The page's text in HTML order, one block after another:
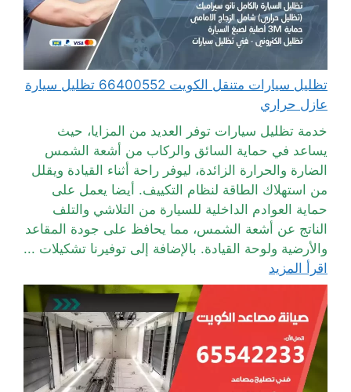
تظليل سيارات متنقل الكويت 66400552 تظليل سيارة
عازل حراري
خدمة تظليل سيارات توفر العديد من المزايا، حيث
يساعد في حماية السائق والركاب من أشعة الشمس
الضارة والحرارة الزائدة، ليوفر راحة أثناء القيادة ويقلل
من استهلاك الطاقة لنظام التكييف. أيضا يعمل على
حماية العوادم الداخلية للسيارة من التلاشي والتلف
الناتج عن أشعة الشمس، مما يحافظ على جودة المقاعد
والأرضية ولوحة القيادة. بالإضافة إلى توفيرنا تشكيلات ...
اقرأ المزيد